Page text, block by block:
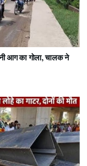
आग का गोला, चालक ने